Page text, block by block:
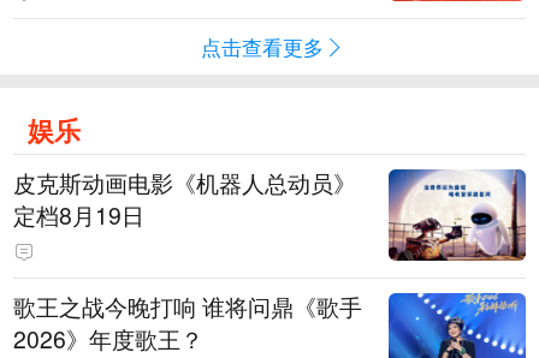
点击查看更多
娱乐
皮克斯动画电影《机器人总动员》
定档8月19日
歌王之战今晚打响 谁将问鼎《歌手
2026》年度歌王？